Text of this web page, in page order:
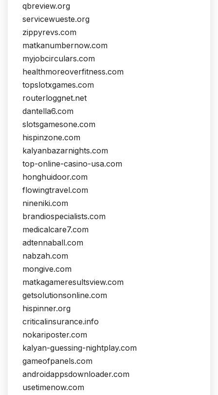
qbreview.org
servicewueste.org
zippyrevs.com
matkanumbernow.com
myjobcirculars.com
healthmoreoverfitness.com
topslotxgames.com
routerloggnet.net
dantella6.com
slotsgamesone.com
hispinzone.com
kalyanbazarnights.com
top-online-casino-usa.com
honghuidoor.com
flowingtravel.com
nineniki.com
brandiospecialists.com
medicalcare7.com
adtennaball.com
nabzah.com
mongive.com
matkagameresultsview.com
getsolutionsonline.com
hispinner.org
criticalinsurance.info
nokariposter.com
kalyan-guessing-nightplay.com
gameofpanels.com
androidappsdownloader.com
usetimenow.com